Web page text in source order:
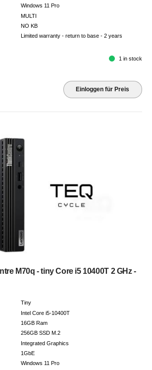
Windows 11 Pro
MULTI
NO KB
Limited warranty - return to base - 2 years
1 in stock
Einloggen für Preis
M70q - tiny Core i5 10400T 2 GHz -
Tiny
Intel Core i5-10400T
16GB Ram
256GB SSD M.2
Integrated Graphics
1GbE
Windows 11 Pro